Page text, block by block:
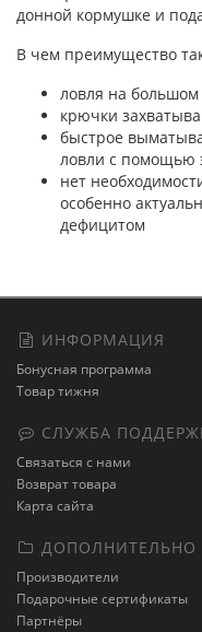
донной кормушке и
В чем преимущество
ловля на большом
крючки
быстрое
ловли с помощью
нет
особенно
дефицитом
ИНФОРМАЦИЯ
Бонусная программа
Товар тижня
СЛУЖБА
Связаться с нами
Возврат товара
Карта сайта
ДОПОЛНИТЕЛЬНО
Производители
Подарочные сертификаты
Партнёры